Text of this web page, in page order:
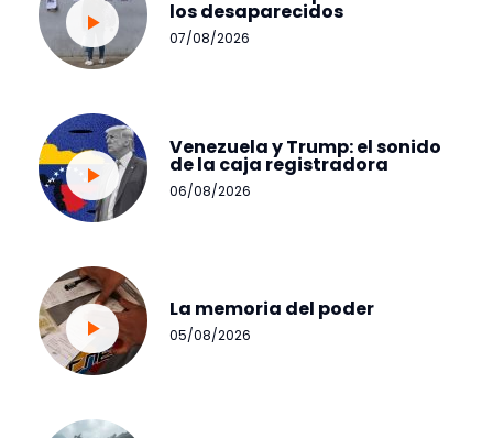
los desaparecidos
07/08/2026
Venezuela y Trump: el sonido
de la caja registradora
06/08/2026
La memoria del poder
05/08/2026